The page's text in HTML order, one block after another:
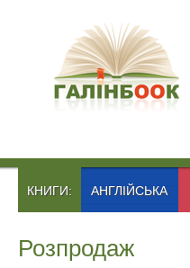
КНИГИ: АНГЛІЙСЬКА
Розпродаж